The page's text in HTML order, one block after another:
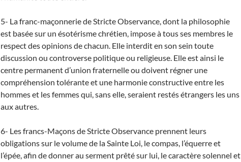
5- La franc-maçonnerie de Stricte Observance, dont la philosophie
est basée sur un ésotérisme chrétien, impose à tous ses membres le
respect des opinions de chacun. Elle interdit en son sein toute
discussion ou controverse politique ou religieuse. Elle est ainsi le
centre permanent d’union fraternelle ou doivent régner une
compréhension tolérante et une harmonie constructive entre les
hommes et les femmes qui, sans elle, seraient restés étrangers les uns
aux autres.
6- Les francs-Maçons de Stricte Observance prennent leurs
obligations sur le volume de la Sainte Loi, le compas, l’équerre et
l’épée, afin de donner au serment prêté sur lui, le caractère solennel et